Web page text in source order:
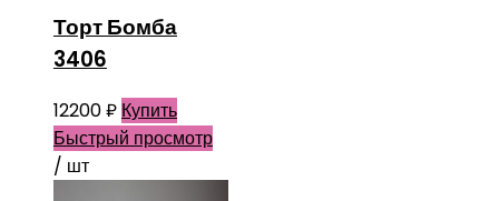
Торт Бомба
3406
12200₽ Купить
Быстрый просмотр
/ шт